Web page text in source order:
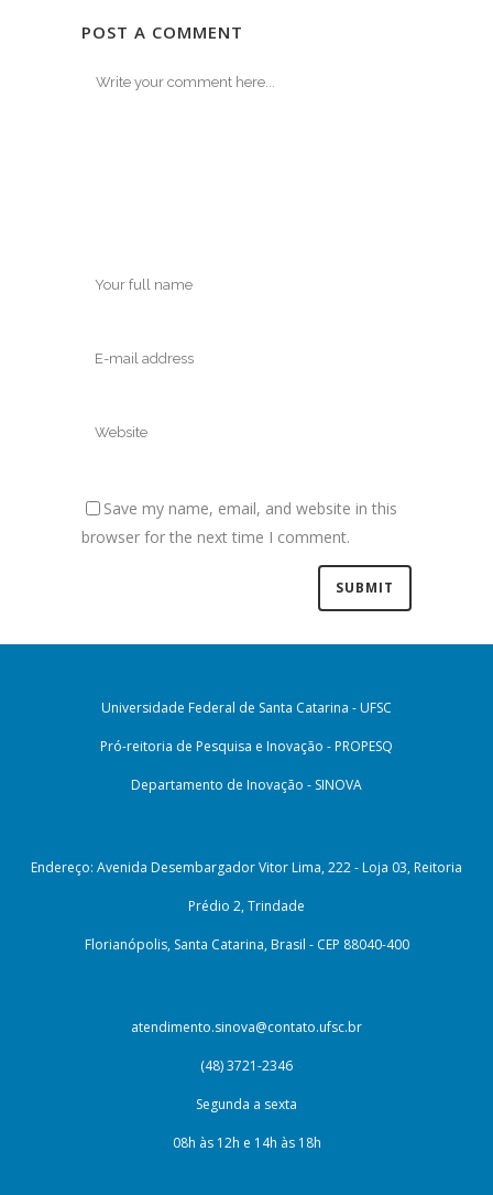
POST A COMMENT
Save my name, email, and website in this
browser for the next time I comment.
Universidade Federal de Santa Catarina - UFSC
Pró-reitoria de Pesquisa e Inovação - PROPESQ
Departamento de Inovação - SINOVA
Endereço: Avenida Desembargador Vitor Lima, 222 - Loja 03, Reitoria
Prédio 2, Trindade
Florianópolis, Santa Catarina, Brasil - CEP 88040-400
atendimento.sinova@contato.ufsc.br
(48) 3721-2346
Segunda a sexta
08h às 12h e 14h às 18h